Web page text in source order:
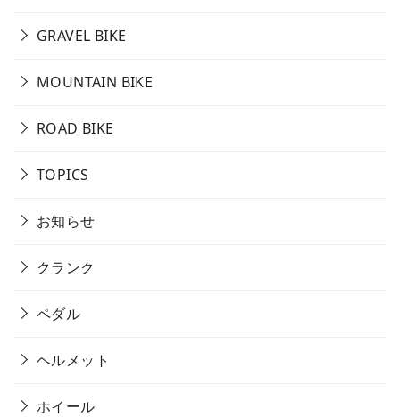
GRAVEL BIKE
MOUNTAIN BIKE
ROAD BIKE
TOPICS
お知らせ
クランク
ペダル
ヘルメット
ホイール